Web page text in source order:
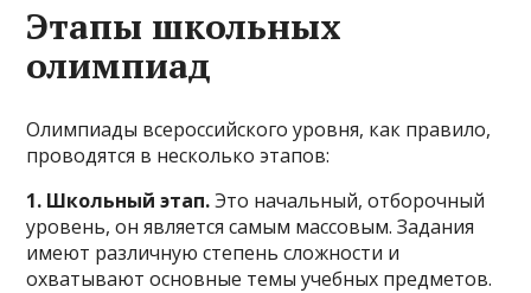
Этапы школьных
олимпиад
Олимпиады всероссийского уровня, как правило,
проводятся в несколько этапов:
1. Школьный этап.Это начальный, отборочный
уровень, он является самым массовым. Задания
имеют различную степень сложности и
охватывают основные темы учебных предметов.